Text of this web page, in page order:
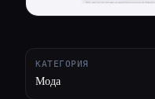
КАТЕГОРИЯ
Мода